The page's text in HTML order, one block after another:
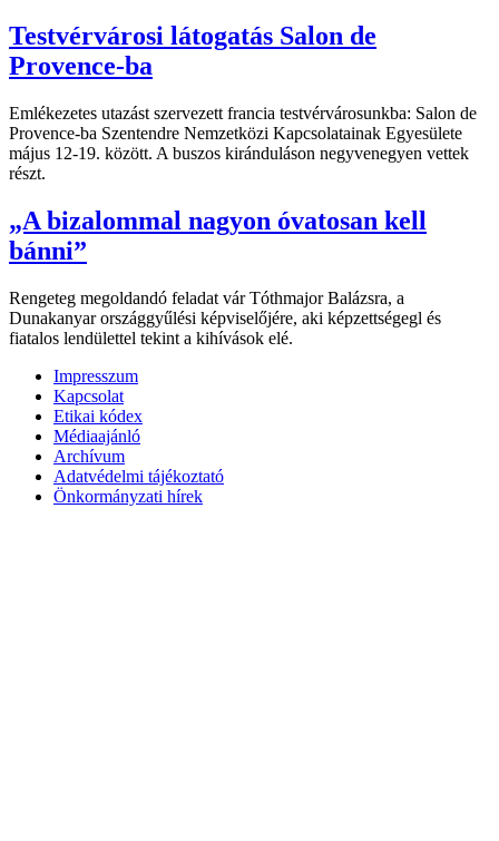
Testvérvárosi látogatás Salon de
Provence-ba
Emlékezetes utazást szervezett francia testvérvárosunkba: Salon de
Provence-ba Szentendre Nemzetközi Kapcsolatainak Egyesülete
május 12-19. között. A buszos kiránduláson negyvenegyen vettek
részt.
„A bizalommal nagyon óvatosan kell
bánni”
Rengeteg megoldandó feladat vár Tóthmajor Balázsra, a
Dunakanyar országgyűlési képviselőjére, aki képzettségegl és
fiatalos lendülettel tekint a kihívások elé.
Impresszum
Kapcsolat
Etikai kódex
Médiaajánló
Archívum
Adatvédelmi tájékoztató
Önkormányzati hírek